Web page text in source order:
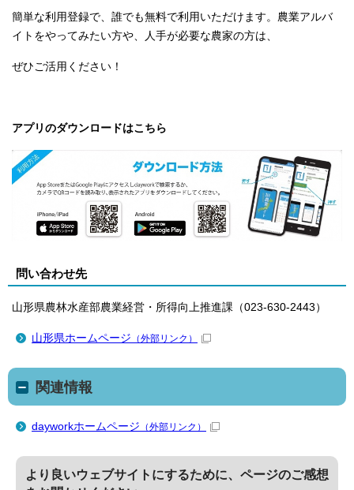
簡単な利用登録で、誰でも無料で利用いただけます。農業アルバ
イトをやってみたい方や、人手が必要な農家の方は、
ぜひご活用ください！
アプリのダウンロードはこちら
問い合わせ先
山形県農林水産部農業経営・所得向上推進課（023-630-2443）
山形県ホームページ （外部リンク）
関連情報
dayworkホームページ （外部リンク）
より良いウェブサイトにするために、ページのご感想